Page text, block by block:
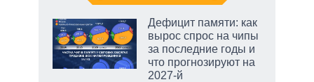
Дефицит памяти: как
вырос спрос на чипы
за последние годы и
что прогнозируют на
2027-й